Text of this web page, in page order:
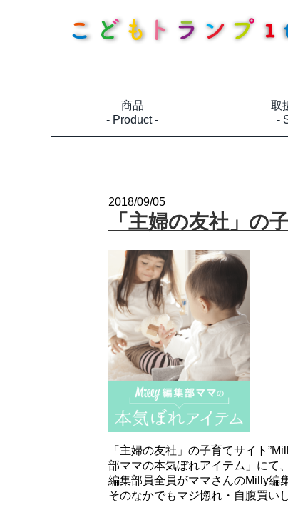
商品
- Product -
取
-
2018/09/05
「主婦の友社」の
「主婦の友社」の子育てサイト
部ママの本気ぼれアイテム」にて
編集部員全員がママさんのMilly編
そのなかでもマジ惚れ・自腹買い